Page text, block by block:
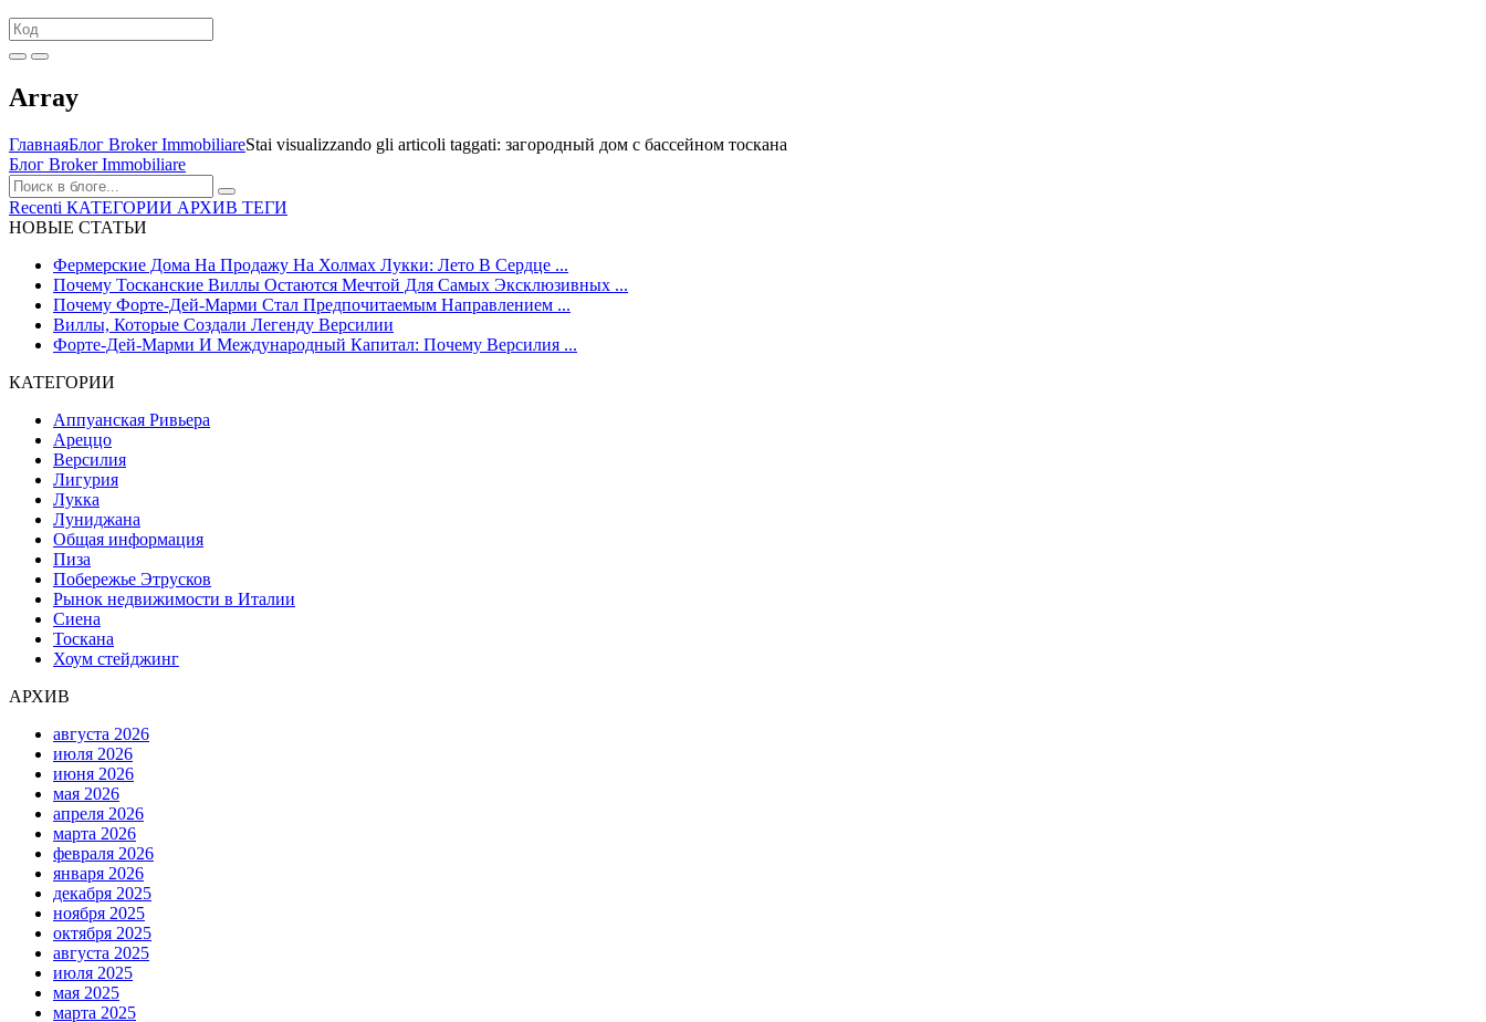
Array
ГлавнаяБлог Broker ImmobiliareStai visualizzando gli articoli taggati: загородный дом с бассейном тоскана
Блог Broker Immobiliare
Recenti КАТЕГОРИИ АРХИВ ТЕГИ
НОВЫЕ СТАТЬИ
Фермерские Дома На Продажу На Холмах Лукки: Лето В Сердце ...
Почему Тосканские Виллы Остаются Мечтой Для Самых Эксклюзивных ...
Почему Форте-Дей-Марми Стал Предпочитаемым Направлением ...
Виллы, Которые Создали Легенду Версилии
Форте-Дей-Марми И Международный Капитал: Почему Версилия ...
КАТЕГОРИИ
Аппуанская Ривьера
Ареццо
Версилия
Лигурия
Лукка
Луниджана
Общая информация
Пиза
Побережье Этрусков
Рынок недвижимости в Италии
Сиена
Тоскана
Хоум стейджинг
АРХИВ
августа 2026
июля 2026
июня 2026
мая 2026
апреля 2026
марта 2026
февраля 2026
января 2026
декабря 2025
ноября 2025
октября 2025
августа 2025
июля 2025
мая 2025
марта 2025